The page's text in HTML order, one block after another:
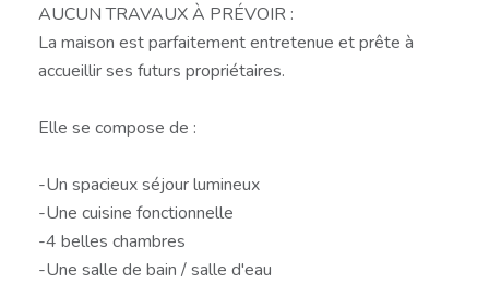
AUCUN TRAVAUX À PRÉVOIR :
La maison est parfaitement entretenue et prête à
accueillir ses futurs propriétaires.
Elle se compose de :
-Un spacieux séjour lumineux
-Une cuisine fonctionnelle
-4 belles chambres
-Une salle de bain / salle d'eau